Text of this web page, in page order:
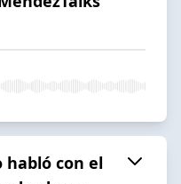
habló con el